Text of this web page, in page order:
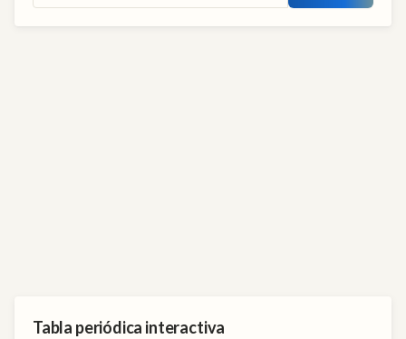
Tabla periódica interactiva